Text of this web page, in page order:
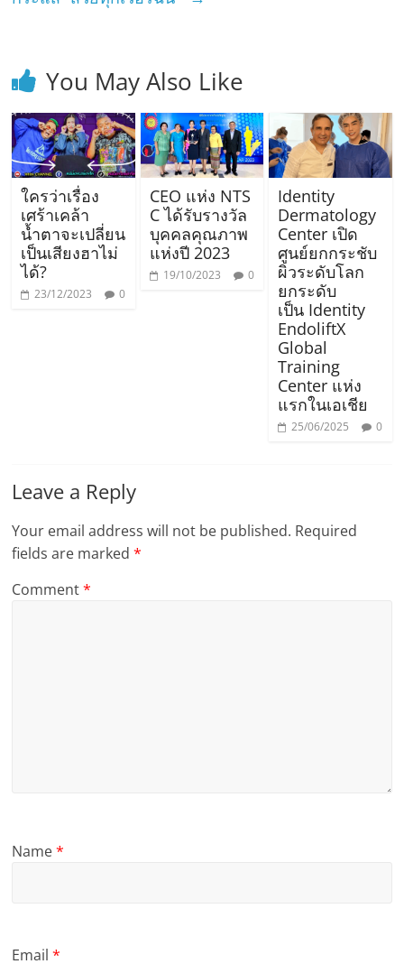
You May Also Like
ใครว่าเรื่อง
เศร้าเคล้า
น้ำตาจะเปลี่ยน
เป็นเสียงฮาไม่
ได้?
23/12/2023 0
CEO แห่ง NTS
C ได้รับรางวัล
บุคคลคุณภาพ
แห่งปี 2023
19/10/2023 0
Identity
Dermatology
Center เปิด
ศูนย์ยกกระชับ
ผิวระดับโลก
ยกระดับ
เป็น Identity
EndoliftX
Global
Training
Center แห่ง
แรกในเอเชีย
25/06/2025 0
Leave a Reply
Your email address will not be published. Required
fields are marked*
Comment*
Name*
Email*